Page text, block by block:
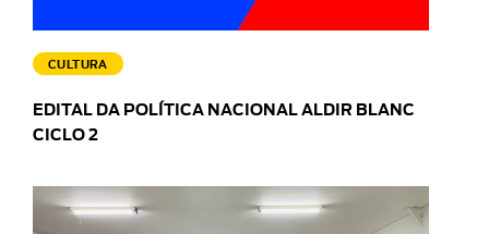
CULTURA
EDITAL DA POLÍTICA NACIONAL ALDIR BLANC
CICLO 2